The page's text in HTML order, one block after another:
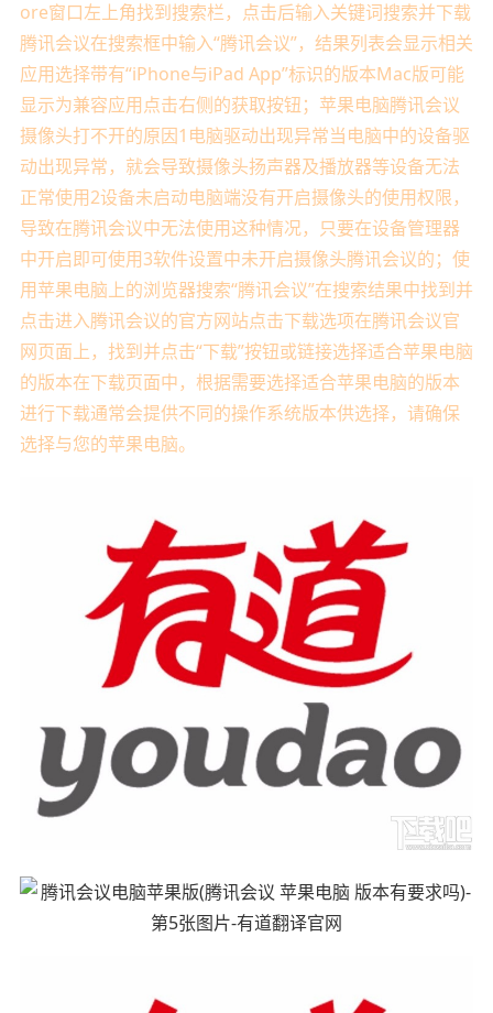
ore窗口左上角找到搜索栏，点击后输入关键词搜索并下载
腾讯会议在搜索框中输入“腾讯会议”，结果列表会显示相关
应用选择带有“iPhone与iPad App”标识的版本Mac版可能
显示为兼容应用点击右侧的获取按钮；苹果电脑腾讯会议
摄像头打不开的原因1电脑驱动出现异常当电脑中的设备驱
动出现异常，就会导致摄像头扬声器及播放器等设备无法
正常使用2设备未启动电脑端没有开启摄像头的使用权限，
导致在腾讯会议中无法使用这种情况，只要在设备管理器
中开启即可使用3软件设置中未开启摄像头腾讯会议的；使
用苹果电脑上的浏览器搜索“腾讯会议”在搜索结果中找到并
点击进入腾讯会议的官方网站点击下载选项在腾讯会议官
网页面上，找到并点击“下载”按钮或链接选择适合苹果电脑
的版本在下载页面中，根据需要选择适合苹果电脑的版本
进行下载通常会提供不同的操作系统版本供选择，请确保
选择与您的苹果电脑。